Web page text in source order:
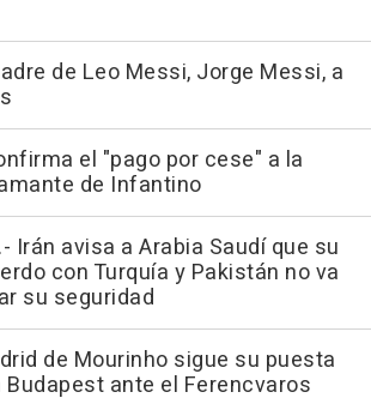
de Leo Messi, Jorge Messi, a
el "pago por cese" a la
de Infantino
Irán avisa a Arabia Saudí que su
con Turquía y Pakistán no va
su seguridad
de Mourinho sigue su puesta
Budapest ante el Ferencvaros